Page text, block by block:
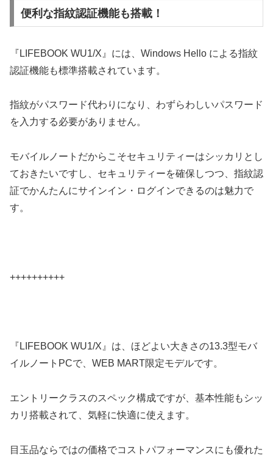
便利な指紋認証機能も搭載！
『LIFEBOOK WU1/X』には、Windows Hello による指紋
認証機能も標準搭載されています。
指紋がパスワード代わりになり、わずらわしいパスワード
を入力する必要がありません。
モバイルノートだからこそセキュリティーはシッカリとし
ておきたいですし、セキュリティーを確保しつつ、指紋認
証でかんたんにサインイン・ログインできるのは魅力で
す。
++++++++++
『LIFEBOOK WU1/X』は、ほどよい大きさの13.3型モバ
イルノートPCで、WEB MART限定モデルです。
エントリークラスのスペック構成ですが、基本性能もシッ
カリ搭載されて、気軽に快適に使えます。
目玉品ならではの価格でコストパフォーマンスにも優れた